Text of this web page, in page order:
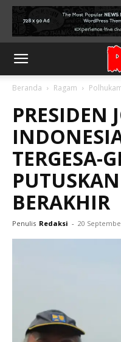
Beranda Ragam
PRESIDEN
TERGESA-
BERAKHIR
Penulis Redaksi - 20